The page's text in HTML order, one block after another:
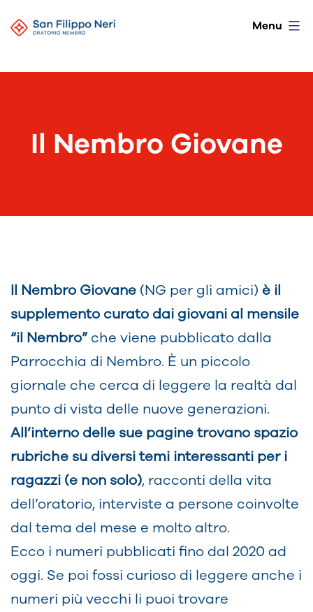
al
Oratorio
di
Menu
Il Nembro Giovane
Il Nembro Giovane (NG per gli amici) è il
supplemento curato dai giovani al mensile
“il Nembro”che viene pubblicato dalla
Parrocchia di Nembro. È un piccolo
giornale che cerca di leggere la realtà dal
punto di vista delle nuove generazioni.
All’interno delle sue pagine trovano spazio
rubriche su diversi temi interessanti per i
ragazzi (e non solo), racconti della vita
dell’oratorio, interviste a persone coinvolte
dal tema del mese e molto altro.
Ecco i numeri pubblicati fino dal 2020 ad
oggi. Se poi fossi curioso di leggere anche i
numeri più vecchi li puoi trovare